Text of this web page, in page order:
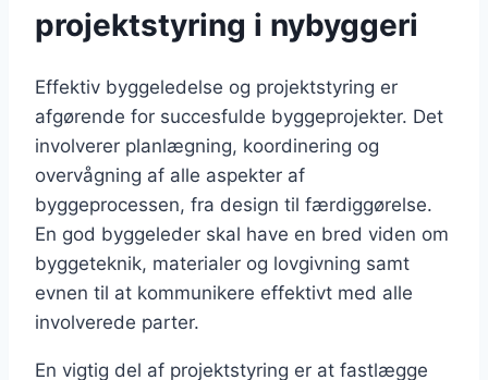
projektstyring i nybyggeri
Effektiv byggeledelse og projektstyring er
afgørende for succesfulde byggeprojekter. Det
involverer planlægning, koordinering og
overvågning af alle aspekter af
byggeprocessen, fra design til færdiggørelse.
En god byggeleder skal have en bred viden om
byggeteknik, materialer og lovgivning samt
evnen til at kommunikere effektivt med alle
involverede parter.
En vigtig del af projektstyring er at fastlægge